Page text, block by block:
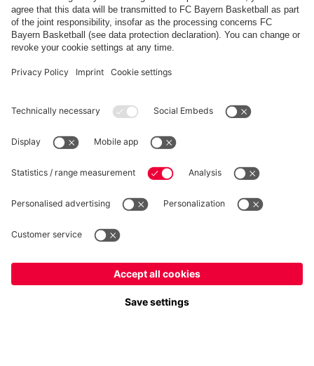
FC Bayern Store App
RÉTRACTATION
Intimité
Paramètres des cookies
*Les prix incluent la TVA et excluent les frais d'expédition
© FC Bayern München AG
FC Bayern München AG, Säbener Str. 51-57, 81547 München
Francepour y livrer!
Mondialpour y livrer!